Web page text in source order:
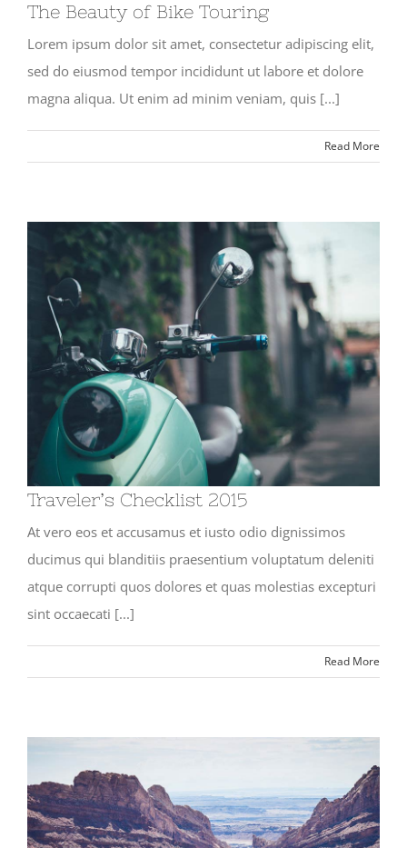
The Beauty of Bike Touring
Lorem ipsum dolor sit amet, consectetur adipiscing elit,
sed do eiusmod tempor incididunt ut labore et dolore
magna aliqua. Ut enim ad minim veniam, quis [...]
Read More
Traveler’s Checklist 2015
At vero eos et accusamus et iusto odio dignissimos
ducimus qui blanditiis praesentium voluptatum deleniti
atque corrupti quos dolores et quas molestias excepturi
sint occaecati [...]
Read More